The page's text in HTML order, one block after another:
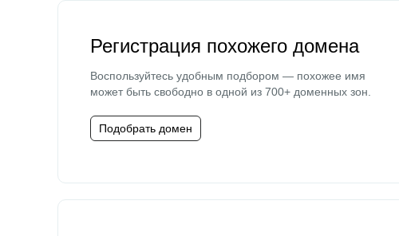
Регистрация похожего домена
Воспользуйтесь удобным подбором — похожее имя
может быть свободно в одной из 700+ доменных зон.
Подобрать домен